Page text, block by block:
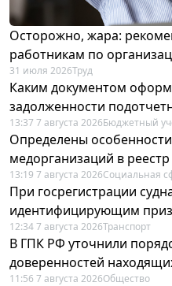
Осторожно, жара:
работникам по
31 июля 2026Труд
Каким документом
задолженности
13:37 7 августа 2026Бюджетный
Определены
медорганизаций в
13:19 7 августа 2026Социальная
При госрегистрации
идентифицирующим
12:34 7 августа 2026Транспорт
В ГПК РФ уточнили
доверенностей
11:56 7 августа 2026Общество